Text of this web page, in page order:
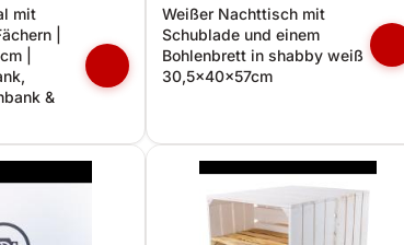
mit
|
|
&
Weißer Nachttisch mit
Schublade und einem
Bohlenbrett in shabby weiß
30,5x40x57cm